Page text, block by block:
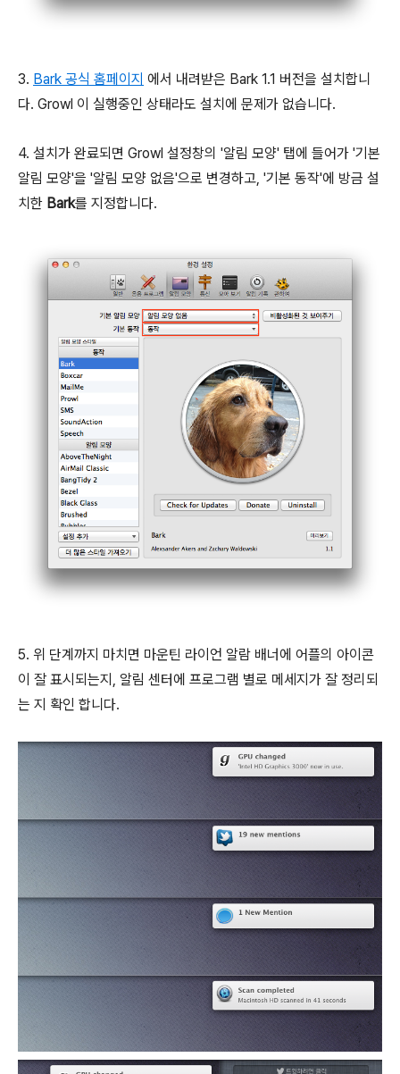
3. Bark 공식 홈페이지 에서 내려받은 Bark 1.1 버전을 설치합니
다. Growl 이 실행중인 상태라도 설치에 문제가 없습니다.
4. 설치가 완료되면 Growl 설정창의 '알림 모양' 탭에 들어가 '기본
알림 모양'을 '알림 모양 없음'으로 변경하고, '기본 동작'에 방금 설
치한 Bark를 지정합니다.
5. 위 단계까지 마치면 마운틴 라이언 알람 배너에 어플의 아이콘
이 잘 표시되는지, 알림 센터에 프로그램 별로 메세지가 잘 정리되
는 지 확인 합니다.